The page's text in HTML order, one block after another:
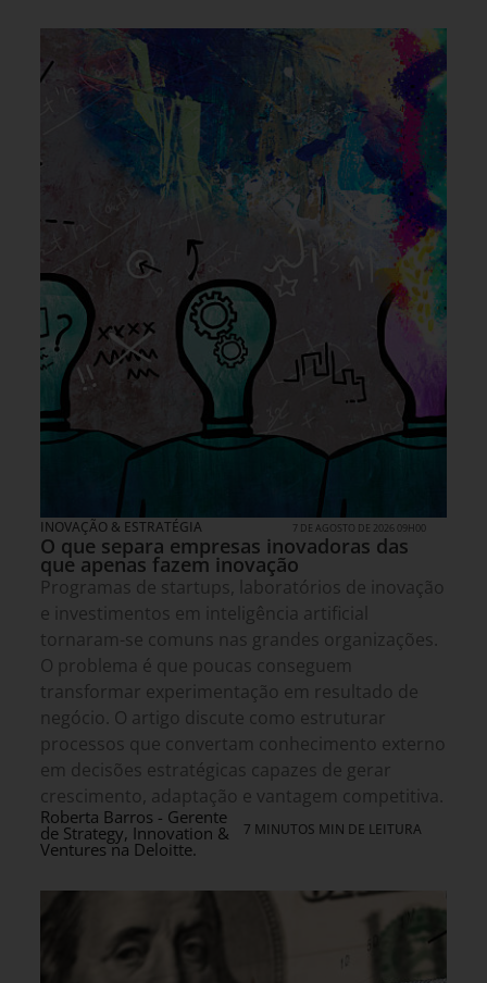
INOVAÇÃO & ESTRATÉGIA 7 DE AGOSTO DE 2026 09H00
O que separa empresas inovadoras das
que apenas fazem inovação
Programas de startups, laboratórios de inovação
e investimentos em inteligência artificial
tornaram-se comuns nas grandes organizações.
O problema é que poucas conseguem
transformar experimentação em resultado de
negócio. O artigo discute como estruturar
processos que convertam conhecimento externo
em decisões estratégicas capazes de gerar
crescimento, adaptação e vantagem competitiva.
Roberta Barros - Gerente
de Strategy, Innovation &
Ventures na Deloitte.
7 MINUTOS MIN DE LEITURA